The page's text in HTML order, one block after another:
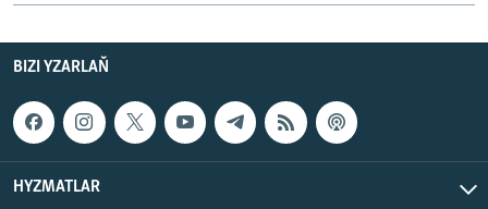
BIZI YZARLAŇ
HYZMATLAR